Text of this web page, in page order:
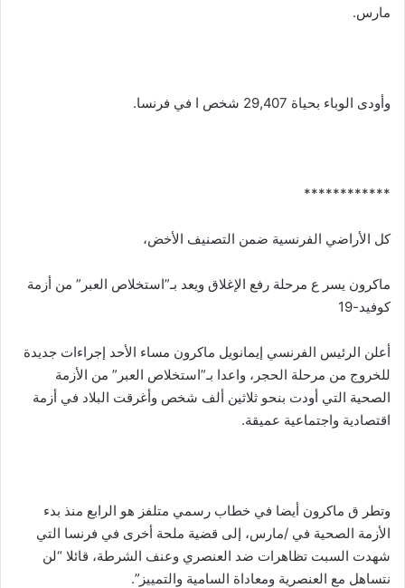
مارس.
وأودى الوباء بحياة 29,407 شخص ا في فرنسا.
************
كل الأراضي الفرنسية ضمن التصنيف الأخض،
ماكرون يسر ع مرحلة رفع الإغلاق ويعد بـ”استخلاص العبر” من أزمة
كوفيد-19
أعلن الرئيس الفرنسي إيمانويل ماكرون مساء الأحد إجراءات جديدة
للخروج من مرحلة الحجر، واعدا بـ”استخلاص العبر” من الأزمة
الصحية التي أودت بنحو ثلاثين ألف شخص وأغرقت البلاد في أزمة
اقتصادية واجتماعية عميقة.
وتطر ق ماكرون أيضا في خطاب رسمي متلفز هو الرابع منذ بدء
الأزمة الصحية في /مارس، إلى قضية ملحة أخرى في فرنسا التي
شهدت السبت تظاهرات ضد العنصري وعنف الشرطة، قائلا “لن
نتساهل مع العنصرية ومعاداة السامية والتمييز”.